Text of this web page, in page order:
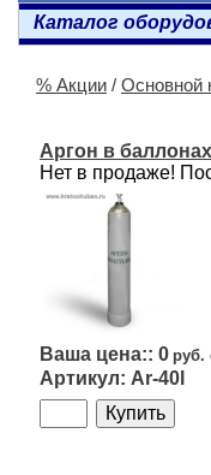
Каталог
% Акции / Основной
Аргон в баллонах
Нет в продаже!
0
Ar-40l